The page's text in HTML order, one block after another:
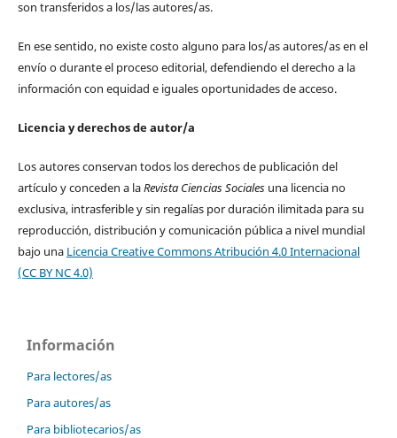
son transferidos a los/las autores/as.
En ese sentido, no existe costo alguno para los/as autores/as en el
envío o durante el proceso editorial, defendiendo el derecho a la
información con equidad e iguales oportunidades de acceso.
Licencia y derechos de autor/a
Los autores conservan todos los derechos de publicación del
artículo y conceden a laRevista Ciencias Socialesuna licencia no
exclusiva, intrasferible y sin regalías por duración ilimitada para su
reproducción, distribución y comunicación pública a nivel mundial
bajo una Licencia Creative Commons Atribución 4.0 Internacional
(CC BY NC 4.0)
Información
Para lectores/as
Para autores/as
Para bibliotecarios/as